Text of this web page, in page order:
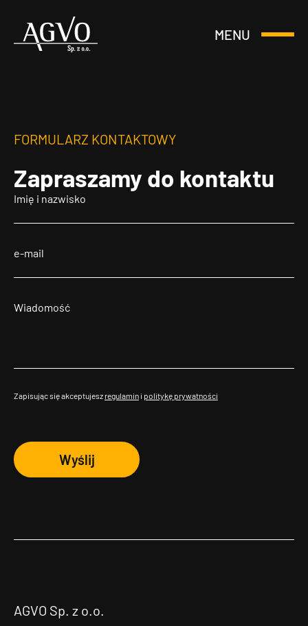
Header
MENU
Otwórz
FORMULARZ KONTAKTOWY
Zapraszamy do kontaktu
Zapisując się akceptujesz regulamin i politykę prywatności
Wyślij
AGVO Sp. z o.o.